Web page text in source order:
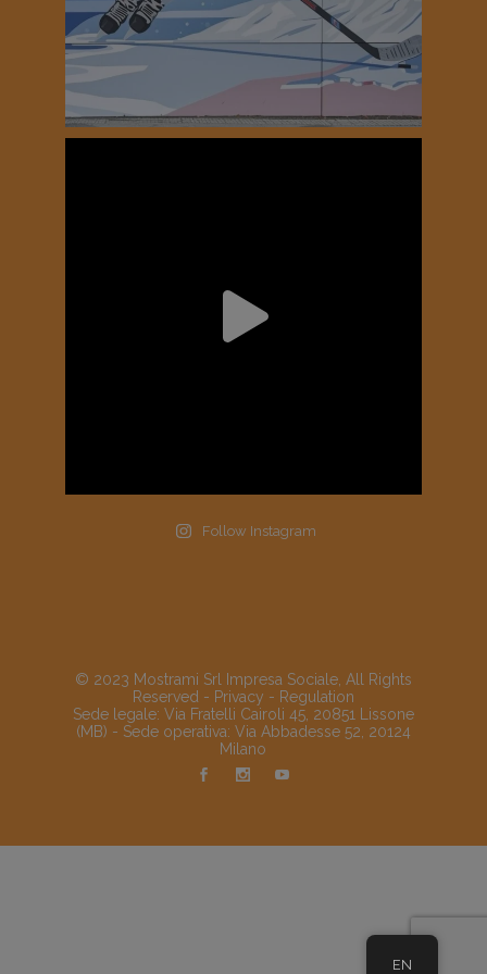
Follow Instagram
© 2023 Mostrami Srl Impresa Sociale, All Rights
Reserved - Privacy - Regulation
Sede legale: Via Fratelli Cairoli 45, 20851 Lissone
(MB) - Sede operativa: Via Abbadesse 52, 20124
Milano
EN